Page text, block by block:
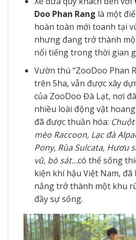
Doo Phan Rang là một
hoàn toàn mới toanh tại
nhưng đang trở thành
nổi tiếng trong thời gian
Vườn thú “ZooDoo Phan
trên 5ha, vẫn được xây
của ZooDoo Đà Lạt, nơi
nhiều loài động vật
đã được thuần hóa:
mèo Raccoon, Lạc đà
Pony, Rùa Sulcata, Hươu
vũ, bò sát…có thể sống
kiện khí hậu Việt Nam,
nắng trở thành một khu
đầy sự sống.